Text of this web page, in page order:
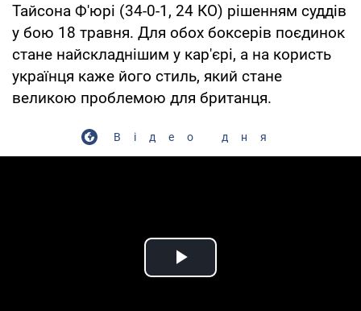
Тайсона Ф'юрі (34-0-1, 24 КО) рішенням суддів
у бою 18 травня. Для обох боксерів поєдинок
стане найскладнішим у кар'єрі, а на користь
українця каже його стиль, який стане
великою проблемою для британця.
Відео дня
Play Video